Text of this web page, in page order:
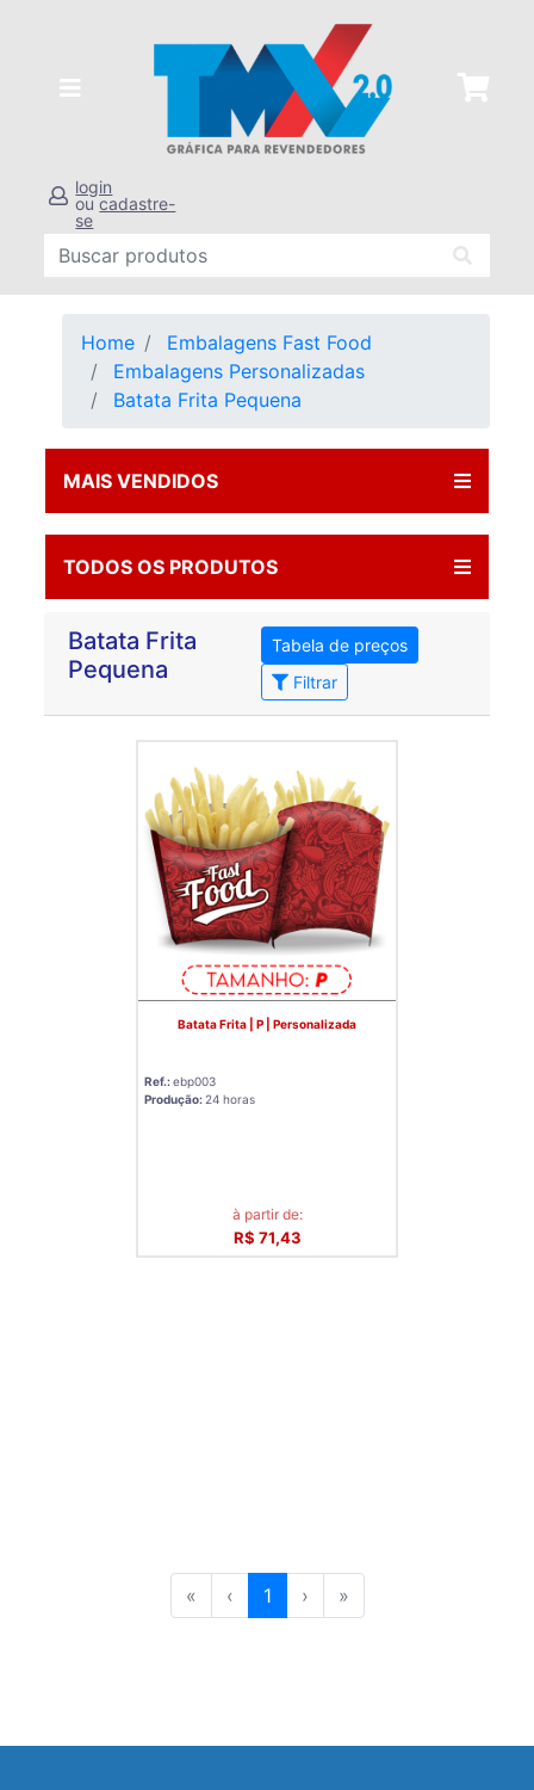
login
oucadastre-
se
Home
Embalagens Fast Food
Embalagens Personalizadas
Batata Frita Pequena
MAIS VENDIDOS
TODOS OS PRODUTOS
Batata Frita
Pequena
Tabela de preços
Filtrar
Batata Frita | P | Personalizada
Ref.:ebp003
Produção: 24 horas
à partir de:
R$ 71,43
« ‹ 1 › »